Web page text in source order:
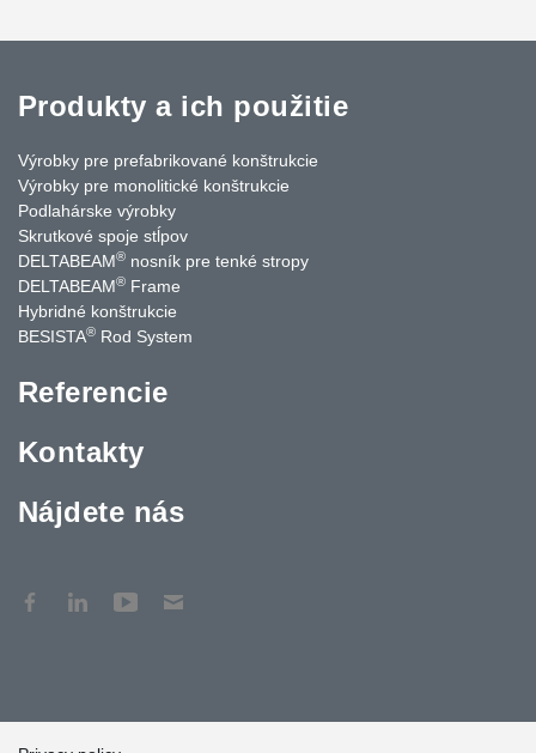
Produkty a ich použitie
Výrobky pre prefabrikované konštrukcie
Výrobky pre monolitické konštrukcie
Podlahárske výrobky
Skrutkové spoje stĺpov
DELTABEAM® nosník pre tenké stropy
DELTABEAM® Frame
Hybridné konštrukcie
BESISTA® Rod System
Referencie
Kontakty
Nájdete nás